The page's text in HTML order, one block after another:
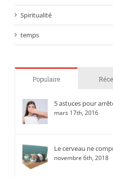
Spiritualité
temps
Populaire
5 astuces pour
mars 17th, 2016
Le cerveau ne
novembre 6th, 2018